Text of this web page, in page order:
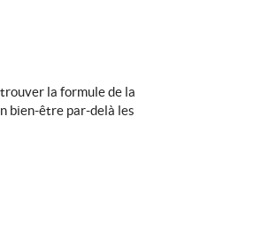
la formule de la
bien-être par-delà les